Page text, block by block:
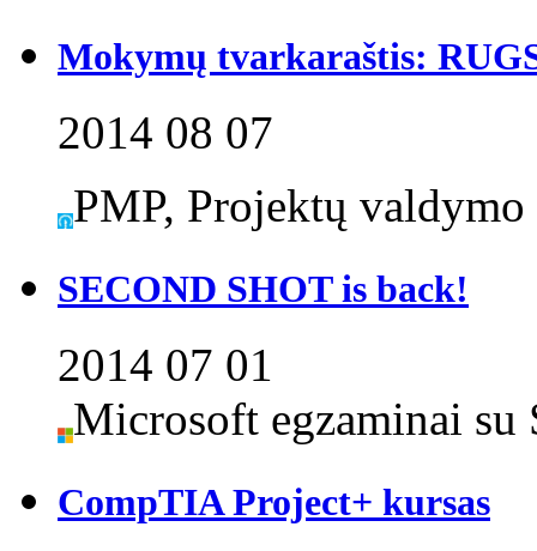
Mokymų tvarkaraštis:
2014 08 07
PMP, Projektų
SECOND SHOT is back!
2014 07 01
Microsoft egzaminai su
CompTIA Project+ kursas